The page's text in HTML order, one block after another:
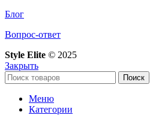
Блог
Вопрос-ответ
Style Elite © 2025
Закрыть
Поиск
Меню
Категории